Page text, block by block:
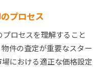
プロセス
ロセスを理解すること
件の査定が重要なスター
における適正な価格設定